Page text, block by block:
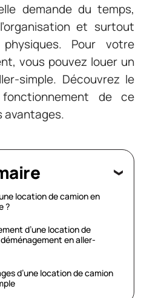
demande du temps,
et surtout
Pour votre
vous pouvez louer un
simple. Découvrez le
de ce
avantages.
location de camion en
?
d’une location de
en aller-
d’une location de camion